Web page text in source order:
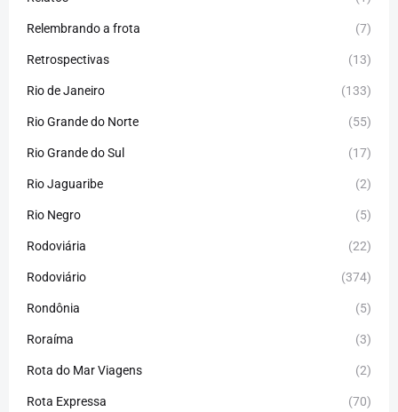
Relembrando a frota (7)
Retrospectivas (13)
Rio de Janeiro (133)
Rio Grande do Norte (55)
Rio Grande do Sul (17)
Rio Jaguaribe (2)
Rio Negro (5)
Rodoviária (22)
Rodoviário (374)
Rondônia (5)
Roraíma (3)
Rota do Mar Viagens (2)
Rota Expressa (70)